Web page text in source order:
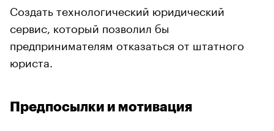
Создать технологический юридический
сервис, который позволил бы
предпринимателям отказаться от штатного
юриста.
Предпосылки и мотивация